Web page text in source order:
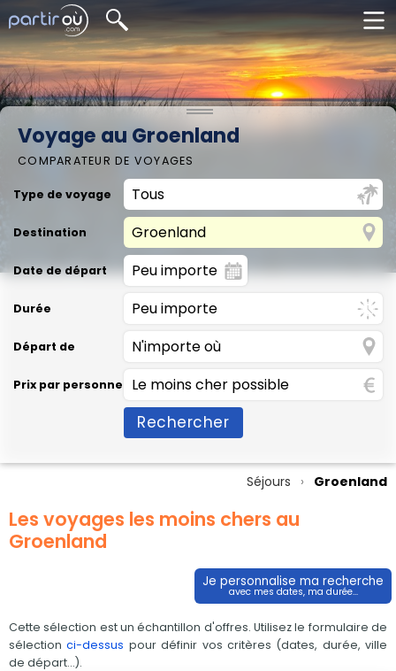
Voyage au Groenland
COMPARATEUR DE VOYAGES
Type de voyage
Destination
Date de départ
Durée
Départ de
Prix par personne
Rechercher
Séjours Groenland
Les voyages les moins chers au
Groenland
Je personnalise ma recherche
avec mes dates, ma durée...
Cette sélection est un échantillon d'offres. Utilisez le formulaire de
sélectionci-dessus pour définir vos critères (dates, durée, ville
de départ...).